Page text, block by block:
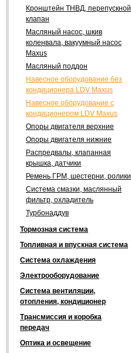
Кронштейн ТНВД, перепускной
клапан
Масляный насос, шкив
коленвала, вакуумный насос
Maxus
Масляный поддон
Навесное оборудование без
кондиционера LDV Maxus
Навесное оборудование с
кондиционером LDV Maxus
Опоры двигателя верхние
Опоры двигателя нижние
Распредвалы, клапанная
крышка, датчики
Ремень ГРМ, шестерни, ролики
Система смазки, маслянный
фильтр, охладитель
Турбонаддув
Тормозная система
Топливная и впускная система
Система охлаждения
Электрооборудование
Система вентиляции,
отопления, кондиционер
Трансмиссия и коробка
передач
Оптика и освещение